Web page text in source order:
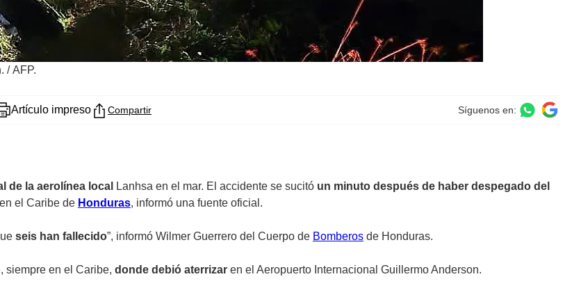
/AFP.
Artículo impreso Compartir Síguenos en:
de la aerolínea local Lanhsa en el mar. El accidente se sucitó un minuto después de haber despegado del
el Caribe de Honduras, informó una fuente oficial.
seis han fallecido”, informó Wilmer Guerrero del Cuerpo de Bomberos de Honduras.
siempre en el Caribe, donde debió aterrizar en el Aeropuerto Internacional Guillermo Anderson.